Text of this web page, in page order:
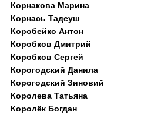
Корнакова Марина
Корнась Тадеуш
Коробейко Антон
Коробков Дмитрий
Коробков Сергей
Корогодский Данила
Корогодский Зиновий
Королева Татьяна
Королёк Богдан